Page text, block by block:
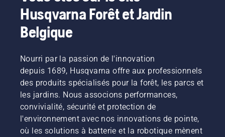
automne.
Ils vous
à faire
en sorte
pelouse
soit
parfaite
l'année
suivante.
vous
mettre
qu'elle
est dans
le
meilleur
lorsque
l'herbe
repoussera.
Pour
mettre
dans le
bain,
chaudes.
Pour
vous
commencez
par
consulter
nos
conseils
essentiels
tout au
long de
Husqvarna Forêt et Jardin
Belgique
Nourri par la passion de l'innovation
depuis 1689, Husqvarna offre aux professionnels
des produits spécialisés pour la forêt, les parcs et
les jardins. Nous associons performances,
convivialité, sécurité et protection de
l'environnement avec nos innovations de pointe,
où les solutions à batterie et la robotique mènent